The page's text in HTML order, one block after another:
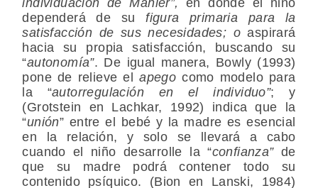
dependerá de su figura primaria para la
satisfacción de sus necesidades; o aspirará
hacia su propia satisfacción, buscando su
“autonomía”. De igual manera, Bowly (1993)
pone de relieve elapego como modelo para
la “autorregulación en el individuo”; y
(Grotstein en Lachkar, 1992) indica que la
“unión” entre el bebé y la madre es esencial
en la relación, y solo se llevará a cabo
cuando el niño desarrolle la “confianza”de
que su madre podrá contener todo su
contenido psíquico. (Bion en Lanski, 1984)